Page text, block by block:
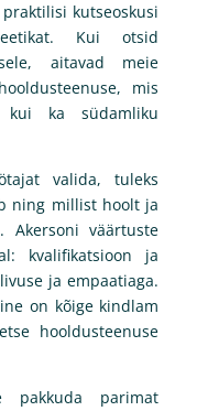
kutseoskusi
Kui otsid
aitavad meie
mis
kui ka südamliku
valida, tuleks
ning millist hoolt ja
Akersoni väärtuste
kvalifikatsioon ja
ja empaatiaga.
on kõige kindlam
hooldusteenuse
pakkuda parimat